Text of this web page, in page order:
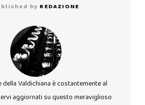
by REDAZIONE
della Valdichiana è costantemente al
aggiornati su questo meraviglioso